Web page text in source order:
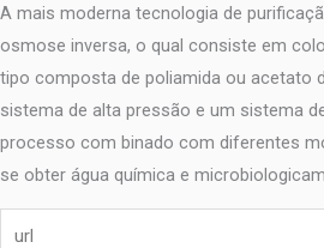
A mais moderna tecnologia de
osmose inversa, o qual consiste em
tipo composta de poliamida ou acetato
sistema de alta pressão e um sistema
processo com binado com diferentes
se obter água química e